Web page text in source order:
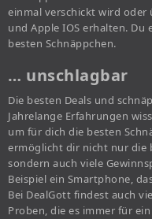
einmal verschickt wird oder
und Apple IOS erhalten.
besten Schnäppchen.
… unschlagbar
Die besten Deals und
Jahrelange Erfahrungen
um für dich die besten
ermöglicht dir nicht nur die
sondern auch viele
Beispiel ein Smartphone,
Bei DealGott findest auch
Proben, die es immer für